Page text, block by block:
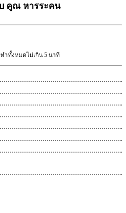
บ คูณ หารระคน
ำทั้งหมดไม่เกิน 5 นาที